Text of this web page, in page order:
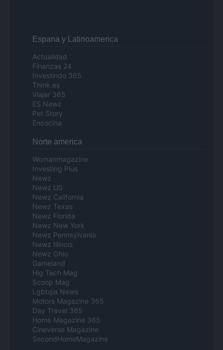
Espana y Latinoamerica
Actualidad
Finanzas 24
Investindo 365
Think.es
Viajar 365
ES Newz
Pet Story
Encocina
Norte america
Womanmagazine
Investing Plus
Newz
Newz US
Newz California
Newz Texas
Newz Florida
Newz New York
Newz Pennsylvania
Newz Illinois
Newz Ohio
Gameland
Hig Tech Mag
Scoop Mag
Lgbtqia News
Motors Magazine 365
Day Travel 365
Home Magazine 365
Cineverse Magazine
SecondHomeMagazine